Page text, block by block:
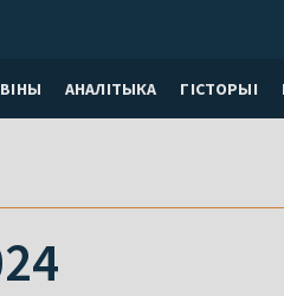
АНАЛІТЫКА ГІСТОРЫІ